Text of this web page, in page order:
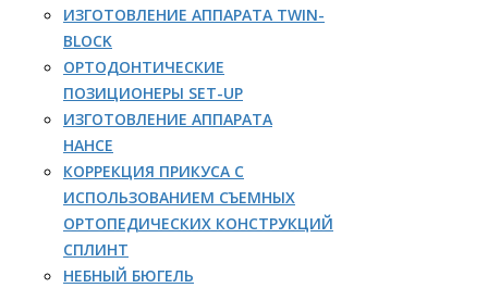
ИЗГОТОВЛЕНИЕ АППАРАТА TWIN-
BLOCK
ОРТОДОНТИЧЕСКИЕ
ПОЗИЦИОНЕРЫ SET-UP
ИЗГОТОВЛЕНИЕ АППАРАТА
НАНСЕ
КОРРЕКЦИЯ ПРИКУСА С
ИСПОЛЬЗОВАНИЕМ СЪЕМНЫХ
ОРТОПЕДИЧЕСКИХ КОНСТРУКЦИЙ
СПЛИНТ
НЕБНЫЙ БЮГЕЛЬ